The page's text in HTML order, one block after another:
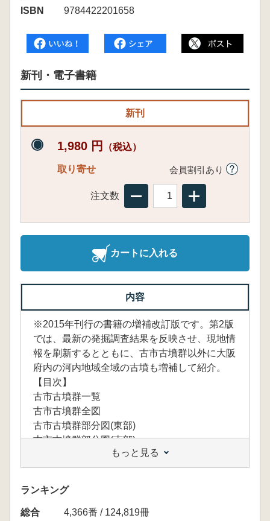
ISBN
9784422201658
新刊・電子書籍
新刊
1,980 円 （税込）
取り寄せ 会員割引あり
注文数
カートに入れる
内容
※2015年刊行の書籍の増補改訂版です。第2版
では、最新の発掘調査結果を反映させ、現地情
報を刷新するとともに、古市古墳群以外に大阪
府内の河内地域全域の古墳も増補して紹介。
【目次】
古市古墳群一覧
古市古墳群全図
古市古墳群部分図(東部)
古市古墳群部分図(南部)
古市古墳群部分図(北部)
古市古墳群部分図(中部)
古墳時代年表
古市古墳群の編年
はじめに
もっと見る
ランキング
総合
4,366番 / 124,819冊